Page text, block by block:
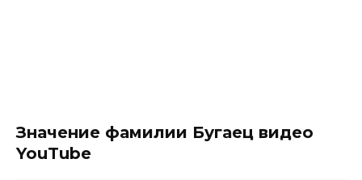
Значение фамилии Бугаец видео
YouTube